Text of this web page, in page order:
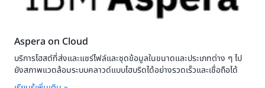
Aspera on Cloud
บริการโฮสต์ที่ส่งและแชร์ไฟล์และชุดข้อมูลในขนาดและประเภทต่าง ๆ ไป
ยังสภาพแวดล้อมระบบคลาวด์แบบไฮบริดได้อย่างรวดเร็วและเชื่อถือได้